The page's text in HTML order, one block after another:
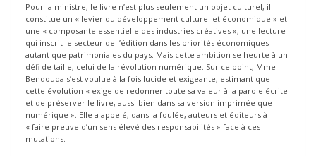
Pour la ministre, le livre n’est plus seulement un objet culturel, il
constitue un « levier du développement culturel et économique » et
une « composante essentielle des industries créatives », une lecture
qui inscrit le secteur de l’édition dans les priorités économiques
autant que patrimoniales du pays. Mais cette ambition se heurte à un
défi de taille, celui de la révolution numérique. Sur ce point, Mme
Bendouda s’est voulue à la fois lucide et exigeante, estimant que
cette évolution « exige de redonner toute sa valeur à la parole écrite
et de préserver le livre, aussi bien dans sa version imprimée que
numérique ». Elle a appelé, dans la foulée, auteurs et éditeurs à
« faire preuve d’un sens élevé des responsabilités » face à ces
mutations.